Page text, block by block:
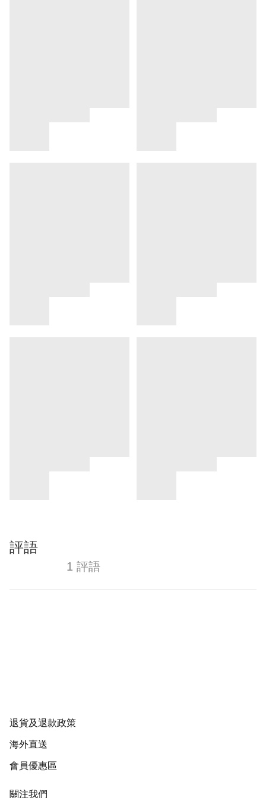
評語
1 評語
退貨及退款政策
海外直送
會員優惠區
關注我們